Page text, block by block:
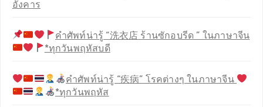
อังคาร
คำศัพท์น่ารู้ “洗衣店 ร้านซักอบรีด ” ในภาษาจีน
*ทุกวันพฤหัสบดี
คำศัพท์น่ารู้ “疾病” โรคต่างๆ ในภาษาจีน
*ทุกวันพฤหัส